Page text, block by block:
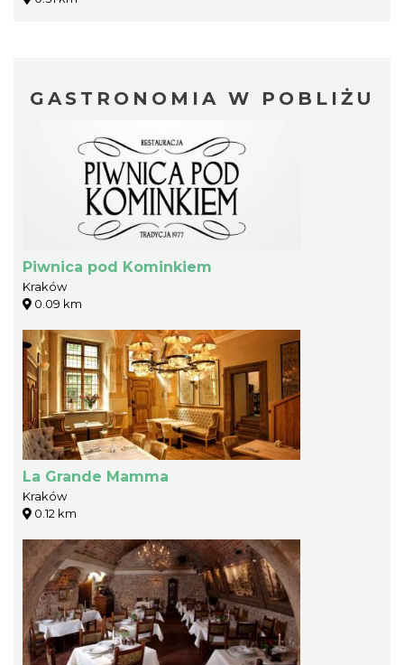
GASTRONOMIA W POBLIŻU
Piwnica pod Kominkiem
Kraków
0.09 km
La Grande Mamma
Kraków
0.12 km